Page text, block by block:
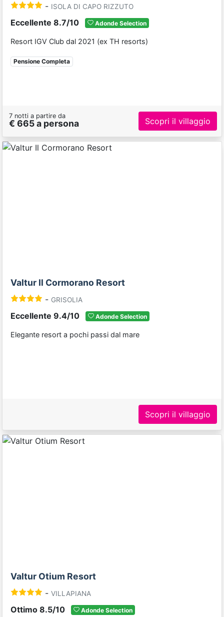
- ISOLA DI CAPO RIZZUTO
Eccellente 8.7/10 Adonde Selection
Resort IGV Club dal 2021 (ex TH resorts)
Pensione Completa
7 notti a partire da
€ 665 a persona Scopri il villaggio
Valtur Il Cormorano Resort
- GRISOLIA
Eccellente 9.4/10 Adonde Selection
Elegante resort a pochi passi dal mare
Scopri il villaggio
Valtur Otium Resort
- VILLAPIANA
Ottimo 8.5/10 Adonde Selection